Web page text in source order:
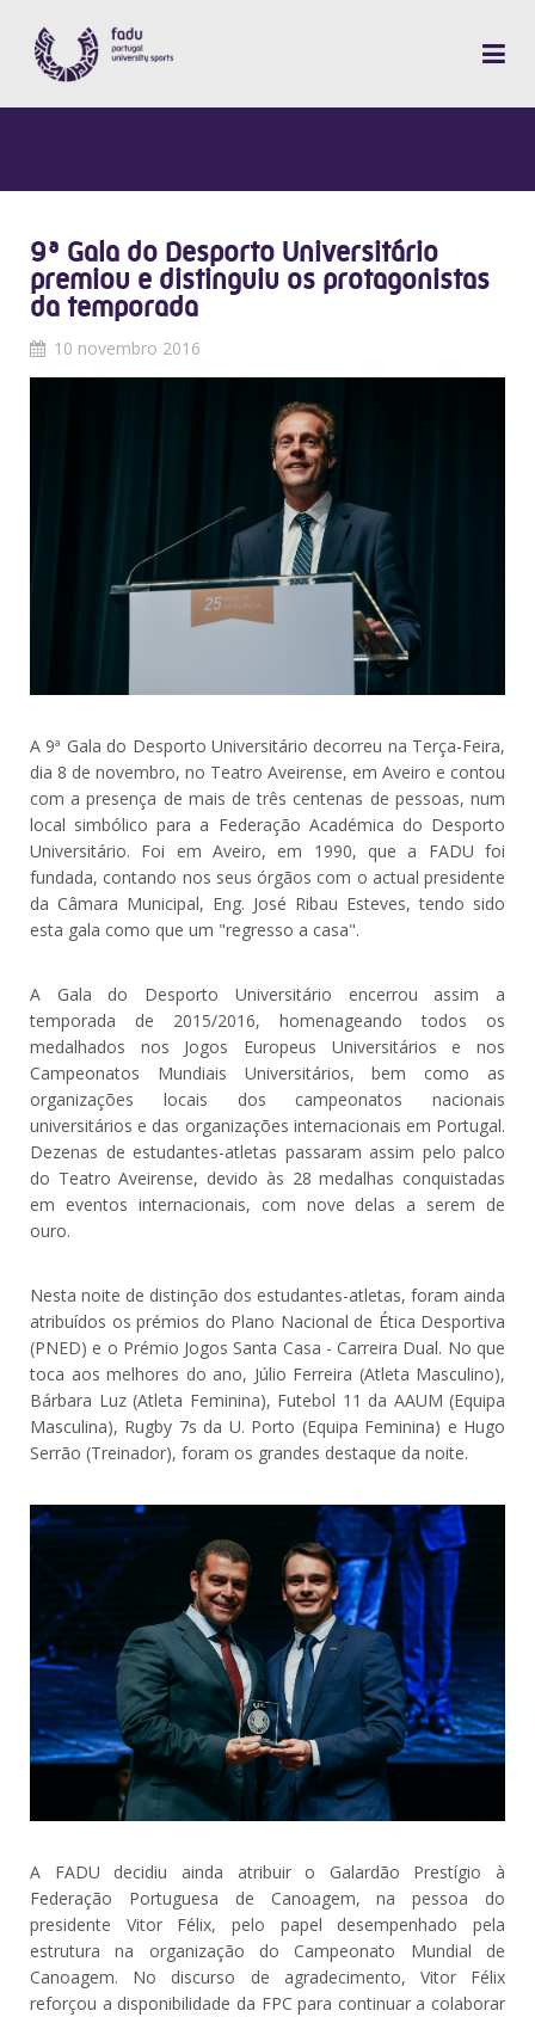
9ª Gala do Desporto Universitário
premiou e distinguiu os protagonistas
da temporada
10 novembro 2016
A 9ª Gala do Desporto Universitário decorreu na Terça-Feira,
dia 8 de novembro, no Teatro Aveirense, em Aveiro e contou
com a presença de mais de três centenas de pessoas, num
local simbólico para a Federação Académica do Desporto
Universitário. Foi em Aveiro, em 1990, que a FADU foi
fundada, contando nos seus órgãos com o actual presidente
da Câmara Municipal, Eng. José Ribau Esteves, tendo sido
esta gala como que um "regresso a casa".
A Gala do Desporto Universitário encerrou assim a
temporada de 2015/2016, homenageando todos os
medalhados nos Jogos Europeus Universitários e nos
Campeonatos Mundiais Universitários, bem como as
organizações locais dos campeonatos nacionais
universitários e das organizações internacionais em Portugal.
Dezenas de estudantes-atletas passaram assim pelo palco
do Teatro Aveirense, devido às 28 medalhas conquistadas
em eventos internacionais, com nove delas a serem de
ouro.
Nesta noite de distinção dos estudantes-atletas, foram ainda
atribuídos os prémios do Plano Nacional de Ética Desportiva
(PNED) e o Prémio Jogos Santa Casa - Carreira Dual. No que
toca aos melhores do ano, Júlio Ferreira (Atleta Masculino),
Bárbara Luz (Atleta Feminina), Futebol 11 da AAUM (Equipa
Masculina), Rugby 7s da U. Porto (Equipa Feminina) e Hugo
Serrão (Treinador), foram os grandes destaque da noite.
A FADU decidiu ainda atribuir o Galardão Prestígio à
Federação Portuguesa de Canoagem, na pessoa do
presidente Vitor Félix, pelo papel desempenhado pela
estrutura na organização do Campeonato Mundial de
Canoagem. No discurso de agradecimento, Vitor Félix
reforçou a disponibilidade da FPC para continuar a colaborar